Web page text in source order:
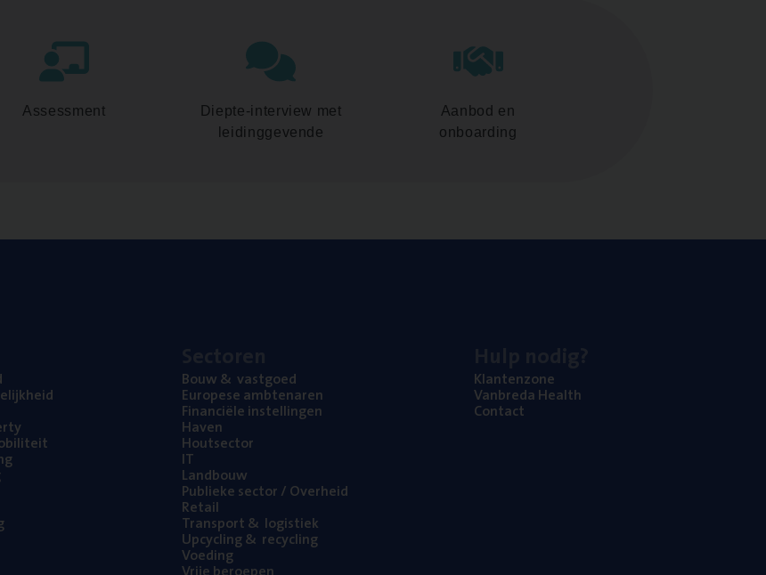
Assessment
Diepte-interview met
leidinggevende
Aanbod en
onboarding
Bouw& vastgoed
Euro­pe­se ambtenaren
Finan­ci­ë­le instellingen
Haven
Hout­sec­tor
IT
Land­bouw
Publie­ke sec­tor / Overheid
Retail
Trans­port& logistiek
Upcy­cling& recycling
Voe­ding
Klan­ten­zo­ne
Van­b­re­da Health
Con­tact